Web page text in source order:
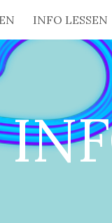
Skip to
INFO LESSEN